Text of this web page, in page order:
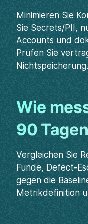
Minimieren Sie
Sie Secrets/PII,
Accounts und
Prüfen Sie
Nichtspeicherung.
Wie
90
Vergleichen Sie
Funde, Defect-
gegen die
Metrikdefinition